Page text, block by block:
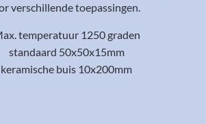
verschillende toepassingen.
temperatuur 1250 graden
standaard 50x50x15mm
keramische buis 10x200mm